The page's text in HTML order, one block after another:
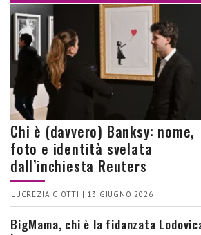
Chi è (davvero) Banksy: nome,
foto e identità svelata
dall’inchiesta Reuters
LUCREZIA CIOTTI | 13 GIUGNO 2026
BigMama, chi è la fidanzata